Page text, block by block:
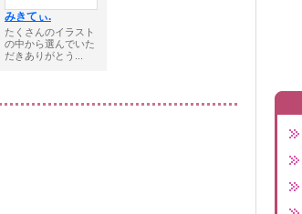
みきてぃ.
たくさんのイラスト
の中から選んでいた
だきありがとう...